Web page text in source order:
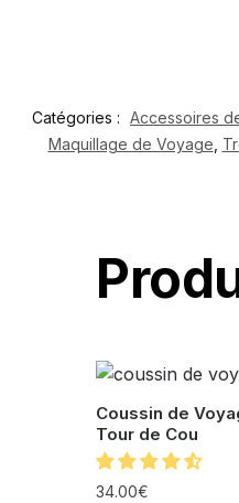
Catégories : Accessoires
Maquillage de Voyage
Coussin de
Tour de Cou
34.00€